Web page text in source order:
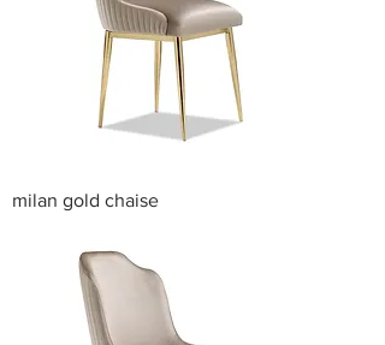
milan gold chaise